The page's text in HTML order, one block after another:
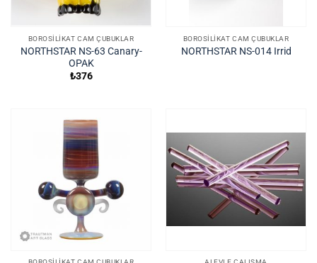
BOROSILIKAT CAM ÇUBUKLAR
NORTHSTAR NS-63 Canary-
OPAK
₺376
BOROSILIKAT CAM ÇUBUKLAR
NORTHSTAR NS-014 Irrid